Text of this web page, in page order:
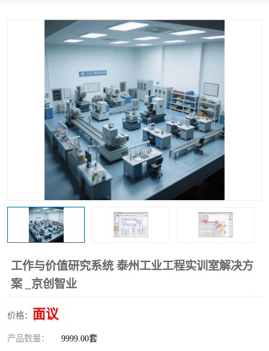
工作与价值研究系统 泰州工业工程实训室解决方
案 _京创智业
价格： 面议
产品数量： 9999.00套
物流数字孪生 数字企业经营
工业工程实训室